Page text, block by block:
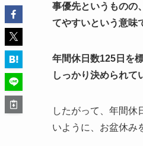
事優先というものの
てやすいという意味
年間休日数125日を
しっかり決められて
したがって、年間休
いように、お盆休み